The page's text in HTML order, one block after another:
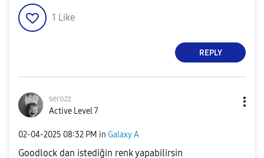
1 Like
REPLY
serozz
Active Level 7
‎02-04-2025 08:32 PM in Galaxy A
Goodlock dan istediğin renk yapabilirsin